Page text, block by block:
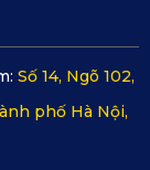
Số 14, Ngõ 102,
phố Hà Nội,